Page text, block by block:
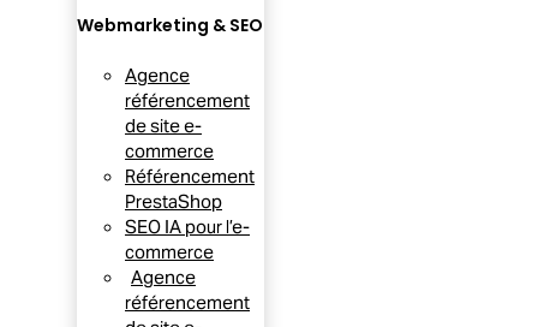
Webmarketing & SEO
Agence
référencement
de site e-
commerce
Référencement
PrestaShop
SEO IA pour l’e-
commerce
Agence
référencement